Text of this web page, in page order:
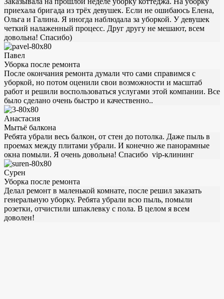
приехала бригада из трёх девушек. Если не ошибаюсь Елена,
Ольга и Галина. Я иногда наблюдала за уборкой. У девушек
четкий налаженный процесс. Друг другу не мешают, всем
довольна! Спасибо)
Павел
Уборка после ремонта
После окончания ремонта думали что сами справимся с
уборкой, но потом оценили свои возможности и масштаб
работ и решили воспользоваться услугами этой компании. Все
было сделано очень быстро и качественно..
Анастасия
Мытьё балкона
Ребята убрали весь балкон, от стен до потолка. Даже пыль в
проемах между плитами убрали. И конечно же панорамные
окна помыли. Я очень довольна! Спасибо vip-клининг
Сурен
Уборка после ремонта
Делал ремонт в маленькой комнате, после решил заказать
генеральную уборку. Ребята убрали всю пыль, помыли
розетки, отчистили шпаклевку с пола. В целом я всем
доволен!